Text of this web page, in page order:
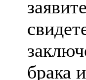
брака и